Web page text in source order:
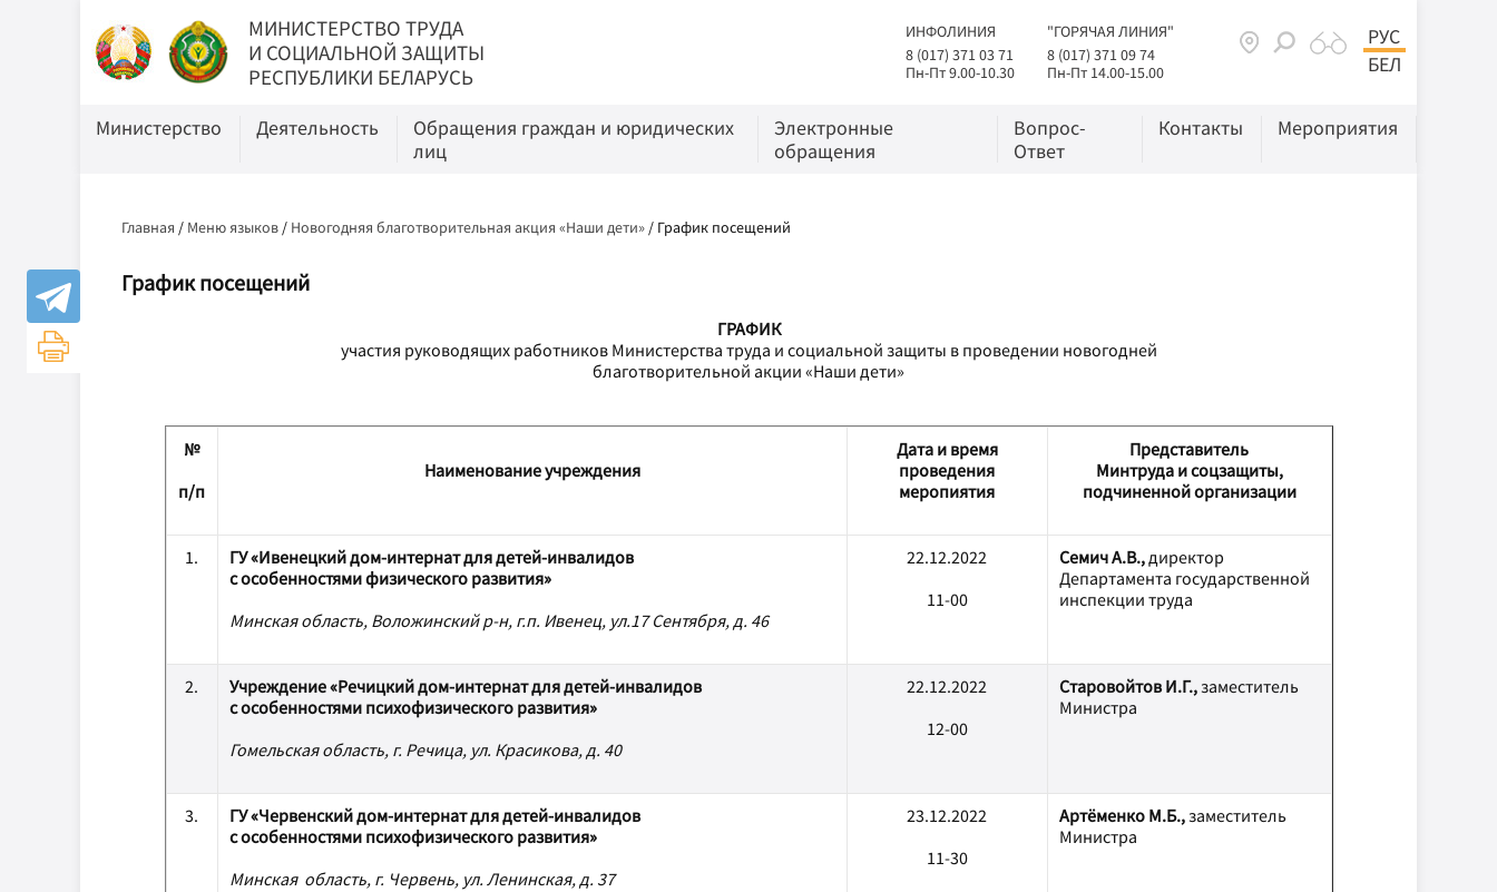
МИНИСТЕРСТВО ТРУДА
И СОЦИАЛЬНОЙ ЗАЩИТЫ
РЕСПУБЛИКИ БЕЛАРУСЬ
ИНФОЛИНИЯ
8 (017) 371 03 71
Пн-Пт 9.00-10.30
"ГОРЯЧАЯ ЛИНИЯ"
8 (017) 371 09 74
Пн-Пт 14.00-15.00
РУС
БЕЛ
Министерство Деятельность
Обращения граждан и юридических
лиц
Электронные
обращения
Вопрос-
Ответ
Контакты Мероприятия
Главная / Меню языков / Новогодняя благотворительная акция «Наши дети» / График посещений
График посещений
ГРАФИК
участия руководящих работников Министерства труда и социальной защиты в проведении новогодней
благотворительной акции «Наши дети»
№
п/п
Наименование учреждения
Дата и время
проведения
меропиятия
Представитель
Минтруда и соцзащиты,
подчиненной организации
1.
ГУ «Ивенецкий дом-интернат для детей-инвалидов
с особенностями физического развития»
Минская область, Воложинский р-н, г.п. Ивенец, ул.17 Сентября, д. 46
22.12.2022
11-00
Семич А.В.,директор
Департамента государственной
инспекции труда
2.
Учреждение «Речицкий дом-интернат для детей-инвалидов
с особенностями психофизического развития»
Гомельская область, г. Речица, ул. Красикова, д. 40
22.12.2022
12-00
Старовойтов И.Г.,заместитель
Министра
3.
ГУ «Червенский дом-интернат для детей-инвалидов
с особенностями психофизического развития»
Минская область, г. Червень, ул. Ленинская, д. 37
23.12.2022
11-30
Артёменко М.Б.,заместитель
Министра